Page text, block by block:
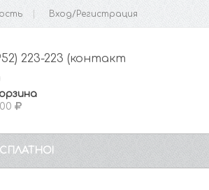
Вход/Регистрация
223-223 (контакт